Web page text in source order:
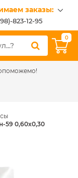
заказы:
823-12-95
608-42-32
618-62-02
0
59 0,60х0,30